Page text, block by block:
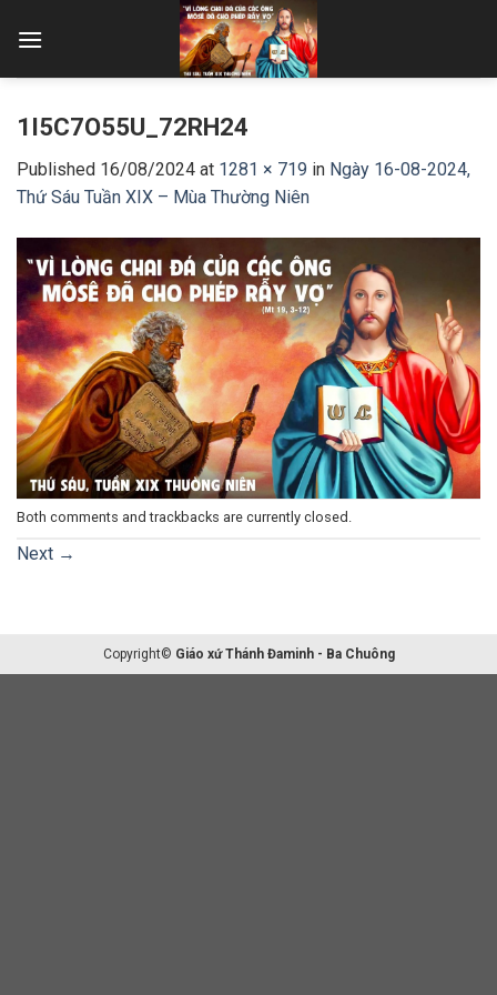
1I5C7O55U_72RH24
Published 16/08/2024 at 1281 × 719 in Ngày 16-08-2024,
Thứ Sáu Tuần XIX – Mùa Thường Niên
Both comments and trackbacks are currently closed.
Next →
Copyright© Giáo xứ Thánh Đaminh - Ba Chuông